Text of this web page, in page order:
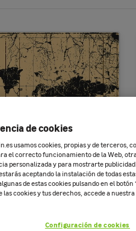
de cookies
usamos cookies, propias y de terceros,
el correcto funcionamiento de la Web,
personalizada y para mostrarte
aceptando la instalación de todas
de estas cookies pulsando en el
las cookies y tus derechos, accede a nuestra
Configuración de cookies